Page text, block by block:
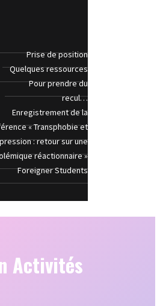
Prise de position
Quelques ressources
Pour prendre du
recul…
Enregistrement de la
« Transphobie et
: retour sur une
réactionnaire »
Foreigner Students
Activités